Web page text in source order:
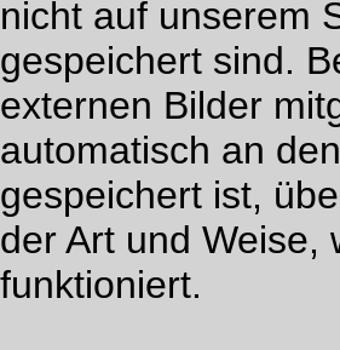
nicht auf unserem
gespeichert sind.
externen Bilder
automatisch an
gespeichert ist,
der Art und Weise,